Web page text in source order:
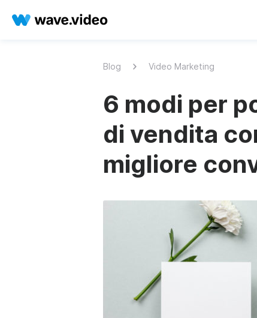
Blog Video Marketing
6 modi per
di vendita
migliore